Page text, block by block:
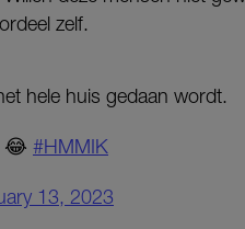
zelf.
hele huis gedaan wordt.
😂 #HMMIK
13, 2023